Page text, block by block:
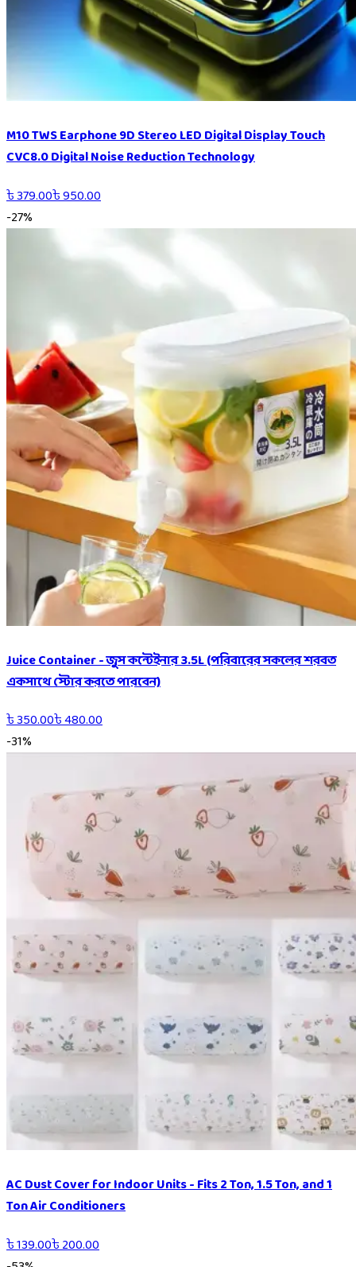
M10 TWS Earphone 9D Stereo LED Digital Display Touch
CVC8.0 Digital Noise Reduction Technology
৳379.00৳950.00
-27%
Juice Container - জুস কন্টেইনার 3.5L (পরিবারের সকলের শরবত
একসাথে স্টোর করতে পারবেন)
৳350.00৳480.00
-31%
AC Dust Cover for Indoor Units - Fits 2 Ton, 1.5 Ton, and 1
Ton Air Conditioners
৳139.00৳200.00